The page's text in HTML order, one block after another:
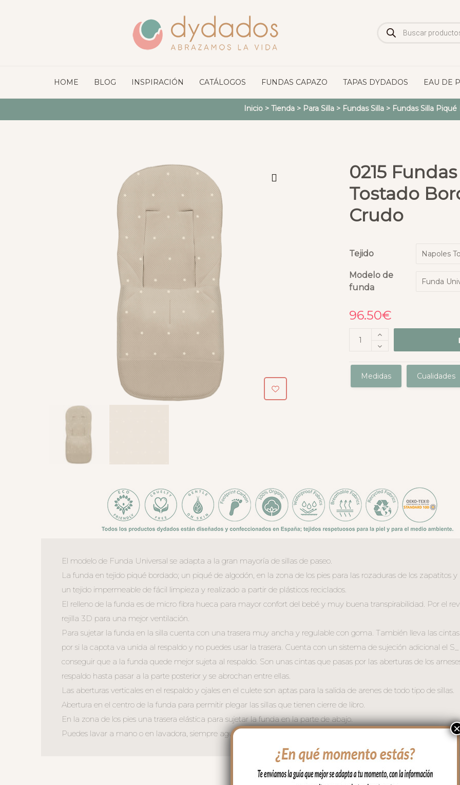
de
productos
HOME BLOG INSPIRACIÓN CATÁLOGOS FUNDAS CAPAZO TAPAS DYDADOS EAU DE
Inicio> Tienda> Para Silla> Fundas Silla> Fundas Silla
0215
Tostado
Crudo
Tejido
Modelo de
funda
96.50€
Medidas Cualidades
El modelo de Funda Universal se adapta a la gran mayoría de sillas de paseo.
La funda en tejido piqué bordado; un piqué de algodón, en la zona de los pies para las rozaduras de los zapatitos y
un tejido impermeable de fácil limpieza y realizado a partir de plásticos reciclados.
El relleno de la funda es de micro fibra hueca para mayor confort del bebé y muy buena transpirabilidad. Por el
rejilla 3D para una mejor ventilación.
Para sujetar la funda en la silla cuenta con una trasera muy ancha y regulable con goma. También lleva las
por si la capota va unida al respaldo y no puedes usar la trasera. Cuenta con un sistema de sujeción adicional el
conseguir que a la funda quede mejor sujeta al respaldo. Son unas cintas que pasas por las aberturas de los
respaldo hasta pasar a la parte posterior y se abrochan entre ellas.
Las aberturas verticales en el respaldo y ojales en el culete son aptas para la salida de arenes de todo tipo de sillas.
Abertura en el centro de la funda para permitir plegar las sillas que tienen cierre de libro.
En la zona de los pies una trasera elástica para sujetar la funda en la parte de abajo.
Puedes lavar a mano o en lavadora, siempre agua fría, jabones no abrasivos y secado al natural.
×